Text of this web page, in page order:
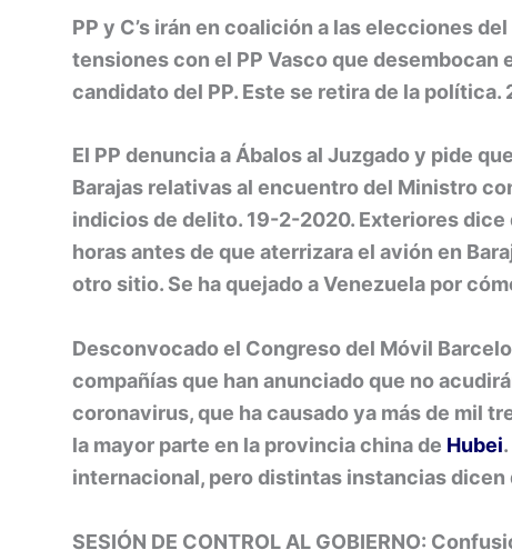
PP y C’s irán en coalición a las elecciones
tensiones con el PP Vasco que
candidato del PP. Este se retira de la política.
El PP denuncia a Ábalos al Juzgado y pide
Barajas relativas al encuentro del Ministro
indicios de delito. 19-2-2020. Exteriores
horas antes de que aterrizara el avión en
otro sitio. Se ha quejado a Venezuela por
Desconvocado el Congreso del Móvil
compañías que han anunciado que no
coronavirus, que ha causado ya más de mil
la mayor parte en la provincia china de Hubei
internacional, pero distintas instancias
SESIÓN DE CONTROL AL GOBIERNO: